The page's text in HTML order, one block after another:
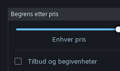
Logg inn
Begrens etter pris
Enhver pris
Tilbud og begivenheter